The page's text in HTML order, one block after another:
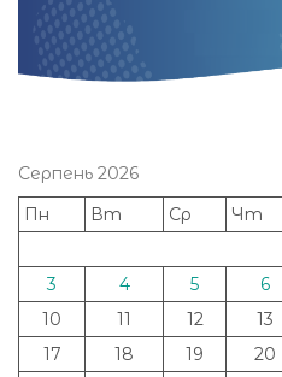
Серпень 2026
Пн
Вт Ср Чт
3
4 5 6
10
11 12 13
17
18 19 20